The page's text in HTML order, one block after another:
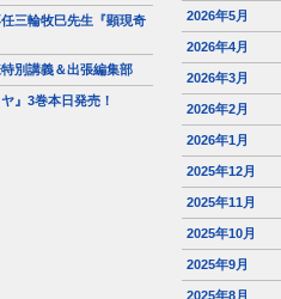
三輪牧巳先生『顕現奇
別講義＆出張編集部
』3巻本日発売！
2026年5月
2026年4月
2026年3月
2026年2月
2026年1月
2025年12月
2025年11月
2025年10月
2025年9月
2025年8月